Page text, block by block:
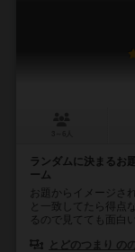
ランダムに決まるお
ーム
お題からイメージさ
と一致してたら得点
るので見てても面白
とどのつまり の